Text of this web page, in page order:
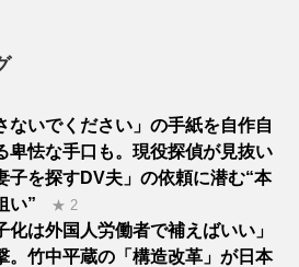
ないでください」の手紙を自作自
卑怯な手口も。現役探偵が見抜い
子を探すDV夫」の依頼に潜む“本
い”
★ 2
化は外国人労働者で補えばいい」
。竹中平蔵の「構造改革」が日本